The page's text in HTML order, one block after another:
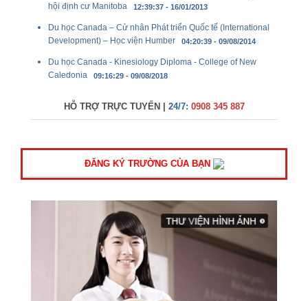
hội định cư Manitoba 12:39:37 - 16/01/2013
Du học Canada – Cử nhân Phát triển Quốc tế (International
Development) – Học viện Humber 04:20:39 - 09/08/2014
Du học Canada - Kinesiology Diploma - College of New
Caledonia 09:16:29 - 09/08/2018
HỖ TRỢ TRỰC TUYẾN | 24/7: 0908 345 887
ĐĂNG KÝ TRƯỜNG CỦA BẠN